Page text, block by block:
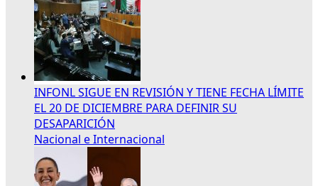
INFONL SIGUE EN REVISIÓN Y TIENE FECHA LÍMITE
EL 20 DE DICIEMBRE PARA DEFINIR SU
DESAPARICIÓN
Nacional e Internacional